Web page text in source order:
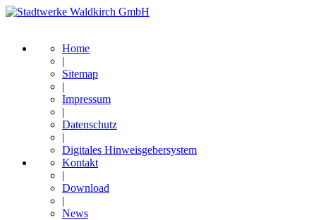
Home
|
Sitemap
|
Impressum
|
Datenschutz
|
Digitales Hinweisgebersystem
Kontakt
|
Download
|
News